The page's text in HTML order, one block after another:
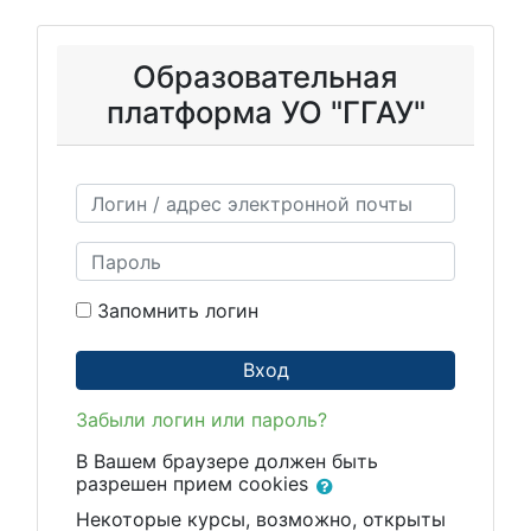
Образовательная
платформа УО "ГГАУ"
Логин / адрес электронной почты
Пароль
Запомнить логин
Вход
Забыли логин или пароль?
В Вашем браузере должен быть
разрешен прием cookies
Некоторые курсы, возможно, открыты